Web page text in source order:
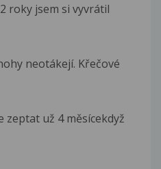
roky jsem si vyvrátil
neotákejí. Křečové
zeptat už 4 měsícekdyž